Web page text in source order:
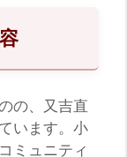
の、又吉直
います。小
ミュニティ